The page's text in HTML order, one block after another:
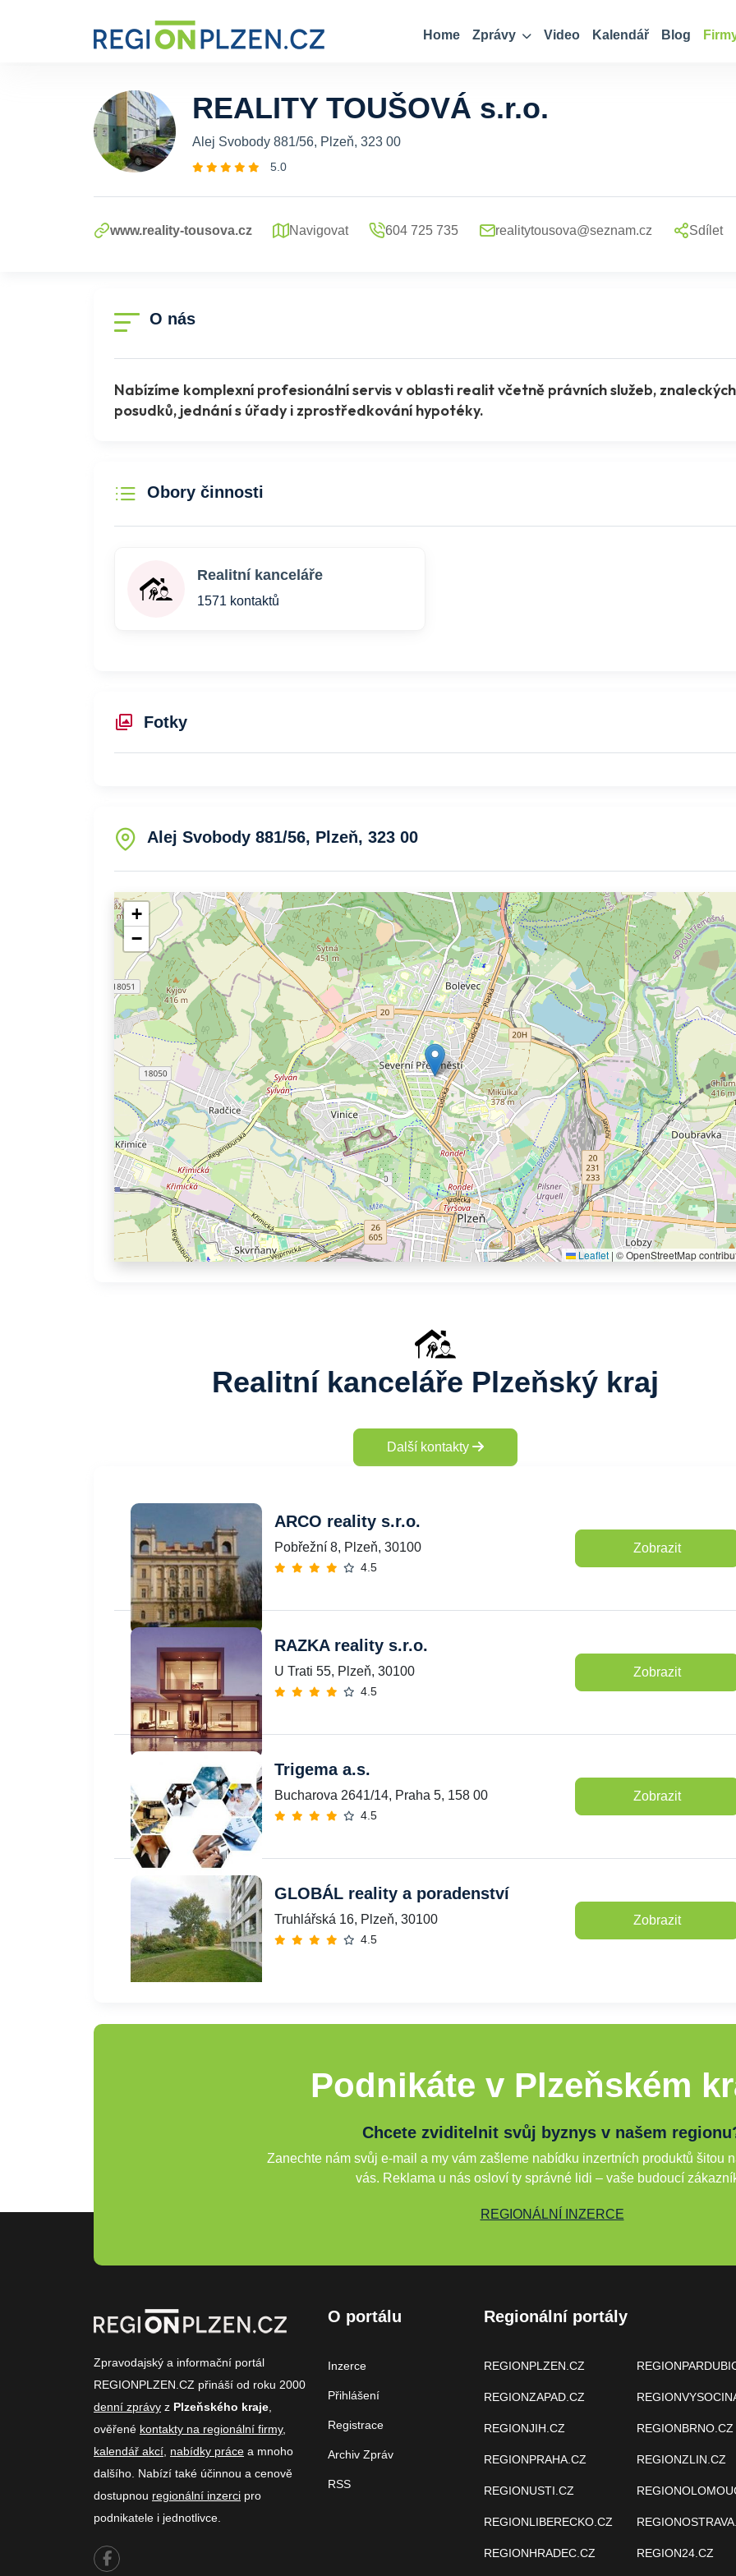
Home Zprávy Video Kalendář Blog
REALITY TOUŠOVÁ s.r.o.
Alej Svobody 881/56, Plzeň, 323 00
5.0
www.reality-tousova.cz Navigovat 604 725 735 realitytousova@seznam.cz Sdílet
O nás
Nabízíme komplexní profesionální servis v oblasti realit včetně právních služeb, znaleckých
posudků, jednání s úřady i zprostředkování hypotéky.
Obory činnosti
Realitní kanceláře
1571 kontaktů
Fotky
Alej Svobody 881/56, Plzeň, 323 00
+
−
Leaflet | © OpenStreetMap
Realitní kanceláře Plzeňský kraj
Další kontakty
ARCO reality s.r.o.
Pobřežní 8, Plzeň, 30100
4.5
Zobrazit
RAZKA reality s.r.o.
U Trati 55, Plzeň, 30100
4.5
Zobrazit
Trigema a.s.
Bucharova 2641/14, Praha 5, 158 00
4.5
Zobrazit
GLOBÁL reality a poradenství
Truhlářská 16, Plzeň, 30100
4.5
Zobrazit
Podnikáte v Plzeňském
Chcete zviditelnit svůj byznys v našem
Zanechte nám svůj e-mail a my vám zašleme nabídku inzertních produktů šitou
vás. Reklama u nás osloví ty správné lidi – vaše budoucí
REGIONÁLNÍ INZERCE
Zpravodajský a informační portál
REGIONPLZEN.CZ přináší od roku 2000
denní zprávy z Plzeňského kraje
ověřené kontakty na regionální firmy,
kalendář akcí nabídky práce a mnoho
dalšího. Nabízí také účinnou a cenově
dostupnou regionální inzerci pro
podnikatele i jednotlivce.
O portálu
Inzerce
Přihlášení
Registrace
Archiv Zpráv
RSS
Regionální portály
REGIONPLZEN.CZ
REGIONZAPAD.CZ
REGIONJIH.CZ
REGIONPRAHA.CZ
REGIONUSTI.CZ
REGIONLIBERECKO.CZ
REGIONHRADEC.CZ
REGIONBRNO.CZ
REGIONZLIN.CZ
REGION24.CZ